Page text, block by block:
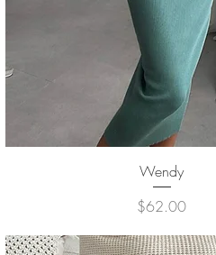
クイックビュー
Wendy
価格
$62.00